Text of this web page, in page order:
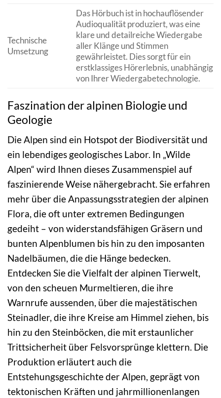
Technische
Umsetzung
Das Hörbuch ist in hochauflösender
Audioqualität produziert, was eine
klare und detailreiche Wiedergabe
aller Klänge und Stimmen
gewährleistet. Dies sorgt für ein
erstklassiges Hörerlebnis, unabhängig
von Ihrer Wiedergabetechnologie.
Faszination der alpinen Biologie und
Geologie
Die Alpen sind ein Hotspot der Biodiversität und
ein lebendiges geologisches Labor. In „Wilde
Alpen“ wird Ihnen dieses Zusammenspiel auf
faszinierende Weise nähergebracht. Sie erfahren
mehr über die Anpassungsstrategien der alpinen
Flora, die oft unter extremen Bedingungen
gedeiht – von widerstandsfähigen Gräsern und
bunten Alpenblumen bis hin zu den imposanten
Nadelbäumen, die die Hänge bedecken.
Entdecken Sie die Vielfalt der alpinen Tierwelt,
von den scheuen Murmeltieren, die ihre
Warnrufe aussenden, über die majestätischen
Steinadler, die ihre Kreise am Himmel ziehen, bis
hin zu den Steinböcken, die mit erstaunlicher
Trittsicherheit über Felsvorsprünge klettern. Die
Produktion erläutert auch die
Entstehungsgeschichte der Alpen, geprägt von
tektonischen Kräften und jahrmillionenlangen